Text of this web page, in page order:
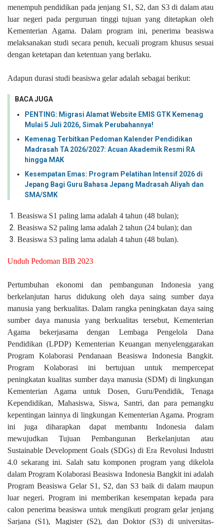
menempuh pendidikan pada jenjang S1, S2, dan S3 di dalam atau
luar negeri pada perguruan tinggi tujuan yang ditetapkan oleh
Kementerian Agama. Dalam program ini, penerima beasiswa
melaksanakan studi secara penuh, kecuali program khusus sesuai
dengan ketetapan dan ketentuan yang berlaku.
Adapun durasi studi beasiswa gelar adalah sebagai berikut:
BACA JUGA
PENTING: Migrasi Alamat Website EMIS GTK Kemenag
Mulai 5 Juli 2026, Simak Perubahannya!
Kemenag Terbitkan Pedoman Kalender Pendidikan
Madrasah TA 2026/2027: Acuan Akademik Resmi RA
hingga MAK
Kesempatan Emas: Program Pelatihan Intensif 2026 di
Jepang Bagi Guru Bahasa Jepang Madrasah Aliyah dan
SMA/SMK
Beasiswa S1 paling lama adalah 4 tahun (48 bulan);
Beasiswa S2 paling lama adalah 2 tahun (24 bulan); dan
Beasiswa S3 paling lama adalah 4 tahun (48 bulan).
Unduh Pedoman BIB 2023
Pertumbuhan ekonomi dan pembangunan Indonesia yang
berkelanjutan harus didukung oleh daya saing sumber daya
manusia yang berkualitas. Dalam rangka peningkatan daya saing
sumber daya manusia yang berkualitas tersebut, Kementerian
Agama bekerjasama dengan Lembaga Pengelola Dana
Pendidikan (LPDP) Kementerian Keuangan menyelenggarakan
Program Kolaborasi Pendanaan Beasiswa Indonesia Bangkit.
Program Kolaborasi ini bertujuan untuk mempercepat
peningkatan kualitas sumber daya manusia (SDM) di lingkungan
Kementerian Agama untuk Dosen, Guru/Pendidik, Tenaga
Kependidikan, Mahasiswa, Siswa, Santri, dan para pemangku
kepentingan lainnya di lingkungan Kementerian Agama. Program
ini juga diharapkan dapat membantu Indonesia dalam
mewujudkan Tujuan Pembangunan Berkelanjutan atau
Sustainable Development Goals (SDGs) di Era Revolusi Industri
4.0 sekarang ini. Salah satu komponen program yang dikelola
dalam Program Kolaborasi Beasiswa Indonesia Bangkit ini adalah
Program Beasiswa Gelar S1, S2, dan S3 baik di dalam maupun
luar negeri. Program ini memberikan kesempatan kepada para
calon penerima beasiswa untuk mengikuti program gelar jenjang
Sarjana (S1), Magister (S2), dan Doktor (S3) di universitas-